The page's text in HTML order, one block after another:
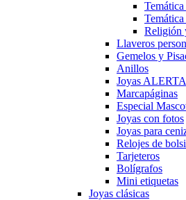
Religión
Llaveros
Gemelos y
Anillos
Joyas
Marcapáginas
Especial
Joyas con fotos
Joyas para
Relojes de
Tarjeteros
Bolígrafos
Mini etiquetas
Joyas clásicas